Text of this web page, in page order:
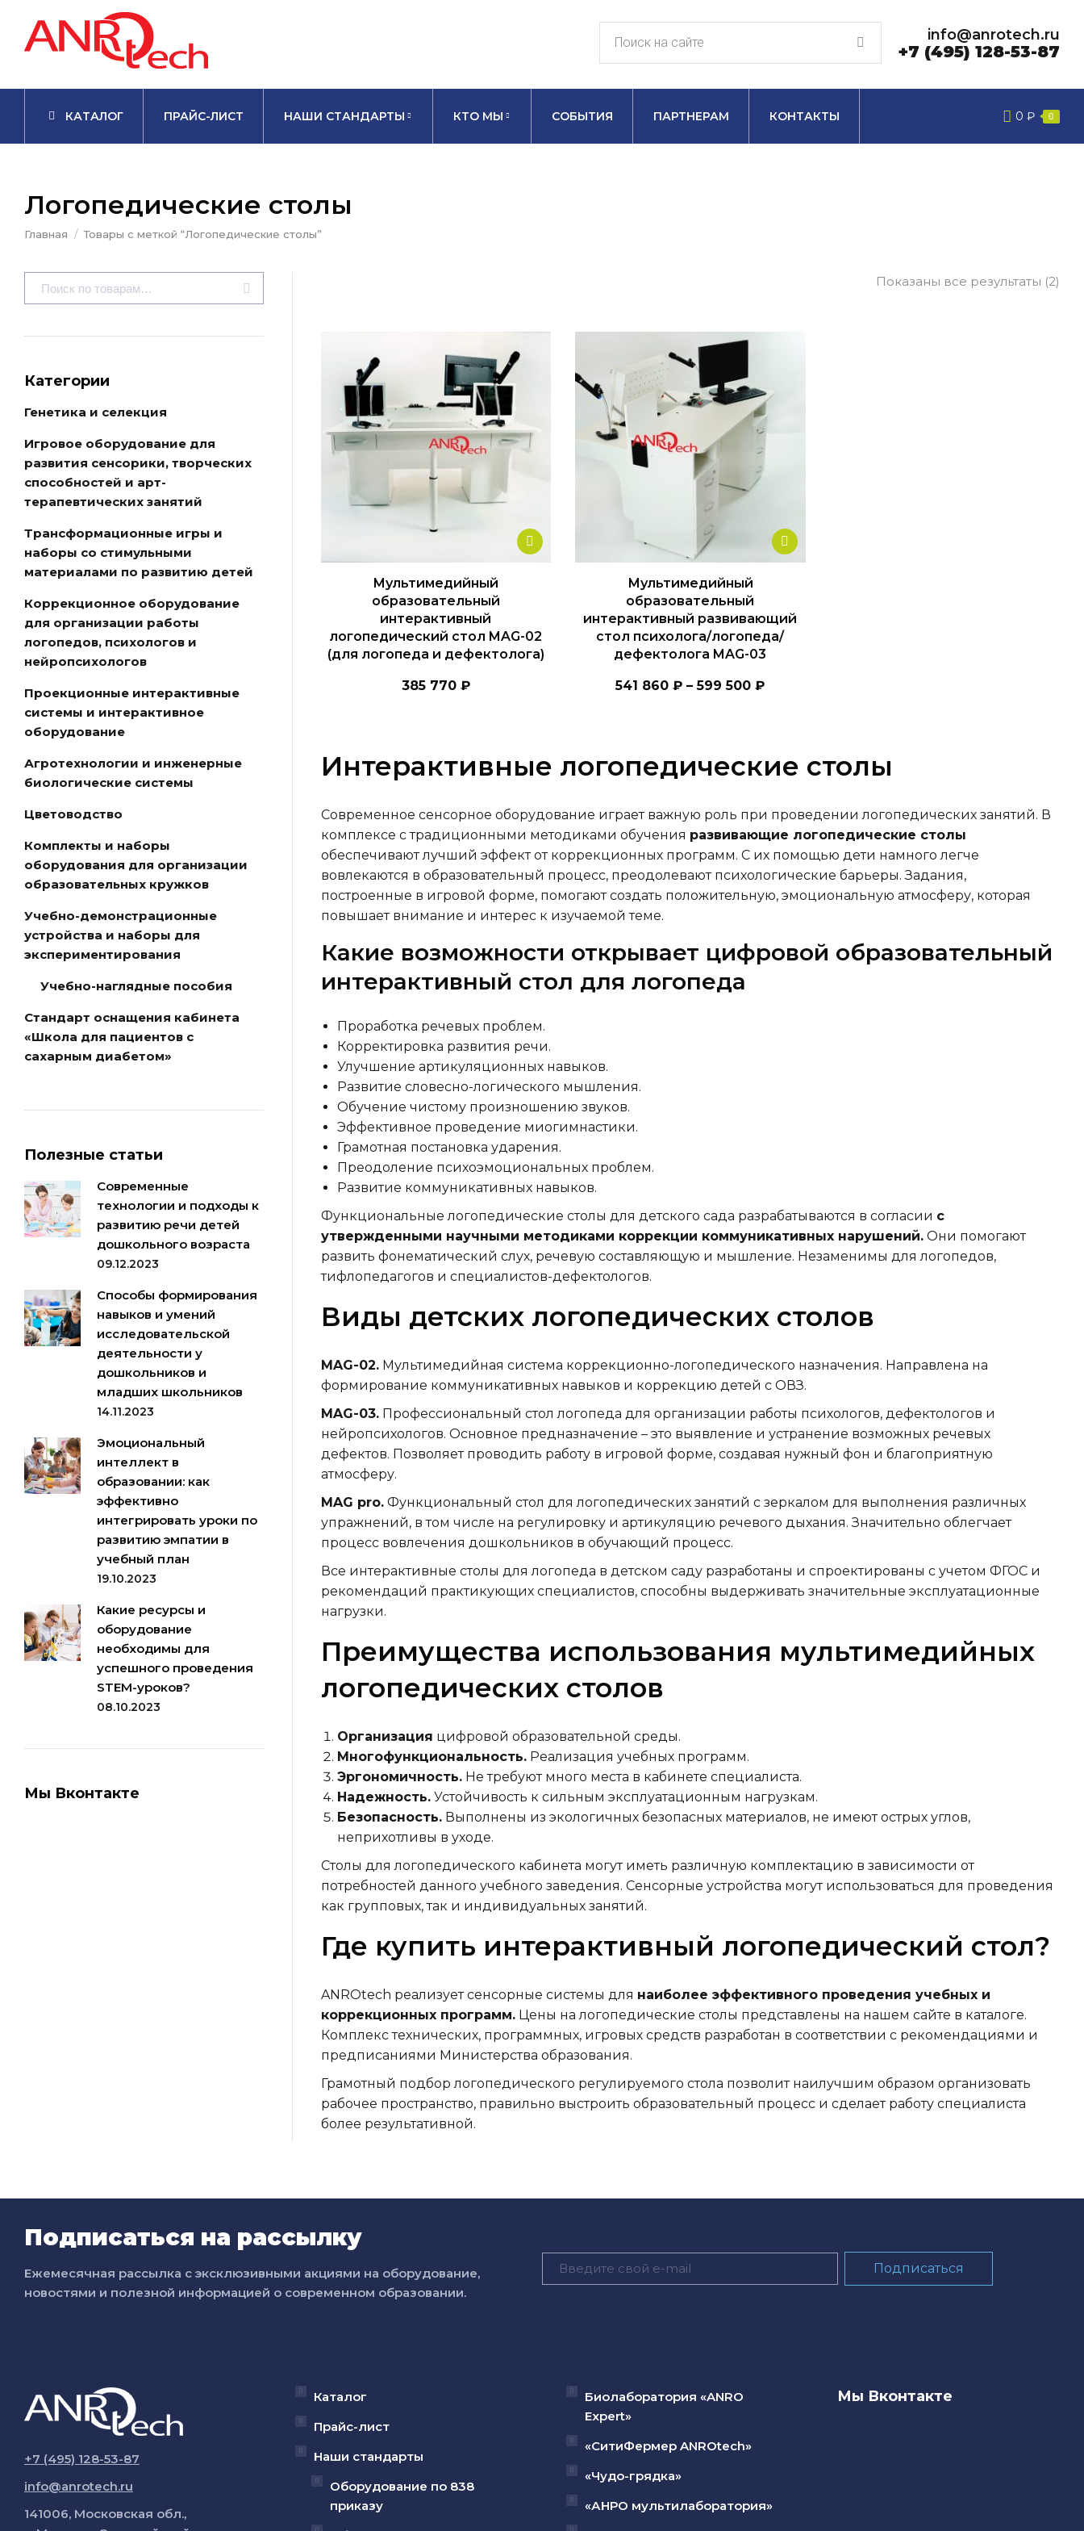
info@anrotech.ru
+7 (495) 128-53-87
КАТАЛОГ ПРАЙС-ЛИСТ НАШИ СТАНДАРТЫ КТО МЫ СОБЫТИЯ ПАРТНЕРАМ КОНТАКТЫ 0 ₽ 0
Логопедические столы
Вы здесь:
Главная Товары с меткой “Логопедические столы”
Показаны все результаты (2)
Мультимедийный
образовательный
интерактивный
логопедический стол MAG-02
(для логопеда и дефектолога)
385 770 ₽
Этот
товар
вариаций.
Опции
Мультимедийный
образовательный
интерактивный развивающий
стол психолога/логопеда/
дефектолога MAG-03
541 860₽ –599 500₽
Интерактивные логопедические столы
Современное сенсорное оборудование играет важную роль при проведении логопедических занятий. В
комплексе с традиционными методиками обучения развивающие логопедические столы
обеспечивают лучший эффект от коррекционных программ. С их помощью дети намного легче
вовлекаются в образовательный процесс, преодолевают психологические барьеры. Задания,
построенные в игровой форме, помогают создать положительную, эмоциональную атмосферу, которая
повышает внимание и интерес к изучаемой теме.
Какие возможности открывает цифровой образовательный
интерактивный стол для логопеда
Проработка речевых проблем.
Корректировка развития речи.
Улучшение артикуляционных навыков.
Развитие словесно-логического мышления.
Обучение чистому произношению звуков.
Эффективное проведение миогимнастики.
Грамотная постановка ударения.
Преодоление психоэмоциональных проблем.
Развитие коммуникативных навыков.
Функциональные логопедические столы для детского сада разрабатываются в согласии с
утвержденными научными методиками коррекции коммуникативных нарушений.Они помогают
развить фонематический слух, речевую составляющую и мышление. Незаменимы для логопедов,
тифлопедагогов и специалистов-дефектологов.
Виды детских логопедических столов
MAG-02.Мультимедийная система коррекционно-логопедического назначения. Направлена на
формирование коммуникативных навыков и коррекцию детей с ОВЗ.
MAG-03.Профессиональный стол логопеда для организации работы психологов, дефектологов и
нейропсихологов. Основное предназначение – это выявление и устранение возможных речевых
дефектов. Позволяет проводить работу в игровой форме, создавая нужный фон и благоприятную
атмосферу.
MAG pro.Функциональный стол для логопедических занятий с зеркалом для выполнения различных
упражнений, в том числе на регулировку и артикуляцию речевого дыхания. Значительно облегчает
процесс вовлечения дошкольников в обучающий процесс.
Все интерактивные столы для логопеда в детском саду разработаны и спроектированы с учетом ФГОС и
рекомендаций практикующих специалистов, способны выдерживать значительные эксплуатационные
нагрузки.
Преимущества использования мультимедийных
логопедических столов
Организация цифровой образовательной среды.
Многофункциональность.Реализация учебных программ.
Эргономичность.Не требуют много места в кабинете специалиста.
Надежность.Устойчивость к сильным эксплуатационным нагрузкам.
Безопасность.Выполнены из экологичных безопасных материалов, не имеют острых углов,
неприхотливы в уходе.
Столы для логопедического кабинета могут иметь различную комплектацию в зависимости от
потребностей данного учебного заведения. Сенсорные устройства могут использоваться для проведения
как групповых, так и индивидуальных занятий.
Где купить интерактивный логопедический стол?
ANROtech реализует сенсорные системы для наиболее эффективного проведения учебных и
коррекционных программ.Цены на логопедические столы представлены на нашем сайте в каталоге.
Комплекс технических, программных, игровых средств разработан в соответствии с рекомендациями и
предписаниями Министерства образования.
Грамотный подбор логопедического регулируемого стола позволит наилучшим образом организовать
рабочее пространство, правильно выстроить образовательный процесс и сделает работу специалиста
более результативной.
Категории
Генетика и селекция
Игровое оборудование для
развития сенсорики, творческих
способностей и арт-
терапевтических занятий
Трансформационные игры и
наборы со стимульными
материалами по развитию детей
Коррекционное оборудование
для организации работы
логопедов, психологов и
нейропсихологов
Проекционные интерактивные
системы и интерактивное
оборудование
Агротехнологии и инженерные
биологические системы
Цветоводство
Комплекты и наборы
оборудования для организации
образовательных кружков
Учебно-демонстрационные
устройства и наборы для
экспериментирования
Учебно-наглядные пособия
Стандарт оснащения кабинета
«Школа для пациентов с
сахарным диабетом»
Полезные статьи
Современные
технологии и подходы к
развитию речи детей
дошкольного возраста
09.12.2023
Способы формирования
навыков и умений
исследовательской
деятельности у
дошкольников и
младших школьников
14.11.2023
Эмоциональный
интеллект в
образовании: как
эффективно
интегрировать уроки по
развитию эмпатии в
учебный план
19.10.2023
Какие ресурсы и
оборудование
необходимы для
успешного проведения
STEM-уроков?
08.10.2023
Мы Вконтакте
Подписаться на рассылку
Ежемесячная рассылка с эксклюзивными акциями на оборудование,
новостями и полезной информацией о современном образовании.
+7 (495) 128-53-87
info@anrotech.ru
141006, Московская обл.,
Каталог
Прайс-лист
Наши стандарты
Оборудование по 838
приказу
Биолаборатория «ANRO
Expert»
«СитиФермер ANROtech»
«Чудо-грядка»
«АНРО мультилаборатория»
Мы Вконтакте